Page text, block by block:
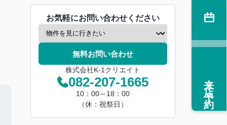
お気軽にお問い合わせください
無料お問い合わせ
株式会社K-1クリエイト
082-207-1665
10：00～18：00
（休：祝祭日）
来店予約